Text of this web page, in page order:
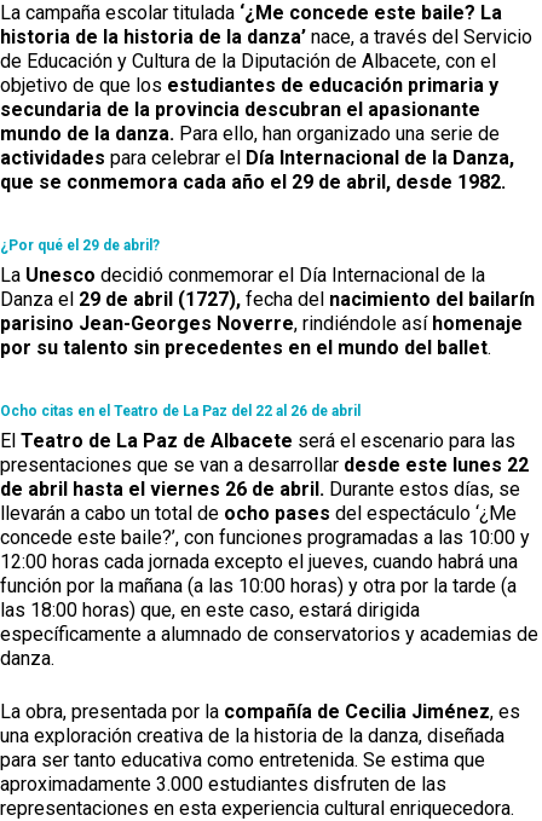
La campaña escolar titulada ‘¿Me concede este baile? La
historia de la historia de la danza’ nace, a través del Servicio
de Educación y Cultura de la Diputación de Albacete, con el
objetivo de que los estudiantes de educación primaria y
secundaria de la provincia descubran el apasionante
mundo de la danza. Para ello, han organizado una serie de
actividades para celebrar el Día Internacional de la Danza,
que se conmemora cada año el 29 de abril, desde 1982.
¿Por qué el 29 de abril?
La Unesco decidió conmemorar el Día Internacional de la
Danza el 29 de abril (1727), fecha del nacimiento del bailarín
parisino Jean-Georges Noverre, rindiéndole así homenaje
por su talento sin precedentes en el mundo del ballet.
Ocho citas en el Teatro de La Paz del 22 al 26 de abril
El Teatro de La Paz de Albacete será el escenario para las
presentaciones que se van a desarrollar desde este lunes 22
de abril hasta el viernes 26 de abril. Durante estos días, se
llevarán a cabo un total de ocho pases del espectáculo ‘¿Me
concede este baile?’, con funciones programadas a las 10:00 y
12:00 horas cada jornada excepto el jueves, cuando habrá una
función por la mañana (a las 10:00 horas) y otra por la tarde (a
las 18:00 horas) que, en este caso, estará dirigida
específicamente a alumnado de conservatorios y academias de
danza.
La obra, presentada por la compañía de Cecilia Jiménez, es
una exploración creativa de la historia de la danza, diseñada
para ser tanto educativa como entretenida. Se estima que
aproximadamente 3.000 estudiantes disfruten de las
representaciones en esta experiencia cultural enriquecedora.
Castilla-La
Toledo
Ciudad Real
Albacete
Cuenca
Guadalajara
Talavera
Sanidad
Economía
Educación
Cultura
Deportes
Sucesos
Medio Ambiente
Planeta Rural
Especiales